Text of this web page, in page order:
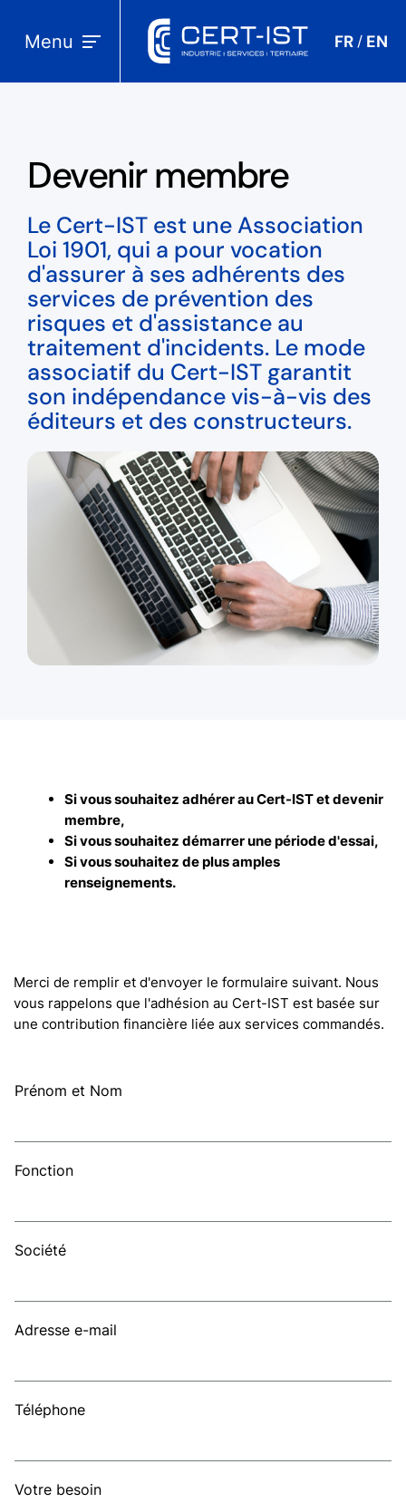
Menu FR / EN
Devenir membre
Le Cert-IST est une Association
Loi 1901, qui a pour vocation
d'assurer à ses adhérents des
services de prévention des
risques et d'assistance au
traitement d'incidents. Le mode
associatif du Cert-IST garantit
son indépendance vis-à-vis des
éditeurs et des constructeurs.
Si vous souhaitez adhérer au Cert-IST et devenir
membre,
Si vous souhaitez démarrer une période d'essai,
Si vous souhaitez de plus amples
renseignements.
Merci de remplir et d'envoyer le formulaire suivant. Nous
vous rappelons que l'adhésion au Cert-IST est basée sur
une contribution financière liée aux services commandés.
Prénom et Nom
Fonction
Société
Adresse e-mail
Téléphone
Votre besoin